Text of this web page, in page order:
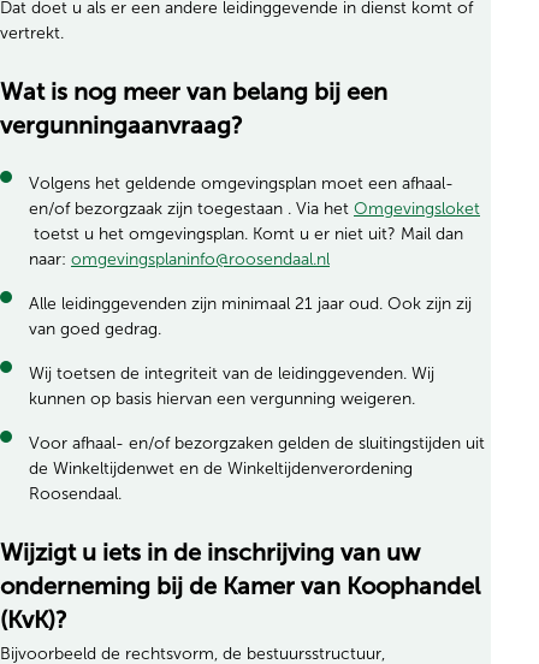
Dat doet u als er een andere leidinggevende in dienst komt of
vertrekt.
Wat is nog meer van belang bij een
vergunningaanvraag?
Volgens het geldende omgevingsplan moet een afhaal-
en/of bezorgzaak zijn toegestaan . Via het Omgevingsloket
(opent in nieuw tabblad)
toetst u het omgevingsplan. Komt u er niet uit? Mail dan
naar: omgevingsplaninfo@roosendaal.nl
Alle leidinggevenden zijn minimaal 21 jaar oud. Ook zijn zij
van goed gedrag.
Wij toetsen de integriteit van de leidinggevenden. Wij
kunnen op basis hiervan een vergunning weigeren.
Voor afhaal- en/of bezorgzaken gelden de sluitingstijden uit
de Winkeltijdenwet en de Winkeltijdenverordening
Roosendaal.
Wijzigt u iets in de inschrijving van uw
onderneming bij de Kamer van Koophandel
(KvK)?
Bijvoorbeeld de rechtsvorm, de bestuursstructuur,